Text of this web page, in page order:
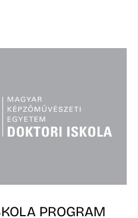
PROGRAM